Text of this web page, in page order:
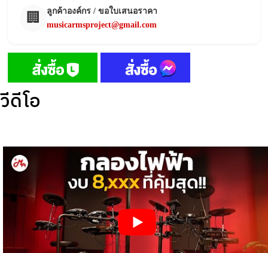
🏢
ลูกค้าองค์กร / ขอใบเสนอราคา
musicarmsproject@gmail.com
วีดีโอ